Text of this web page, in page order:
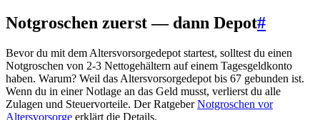
Notgroschen zuerst — dann Depot#
Bevor du mit dem Altersvorsorgedepot startest, solltest du einen
Notgroschen von 2-3 Nettogehältern auf einem Tagesgeldkonto
haben. Warum? Weil das Altersvorsorgedepot bis 67 gebunden ist.
Wenn du in einer Notlage an das Geld musst, verlierst du alle
Zulagen und Steuervorteile. Der RatgeberNotgroschen vor
Altersvorsorge erklärt die Details.